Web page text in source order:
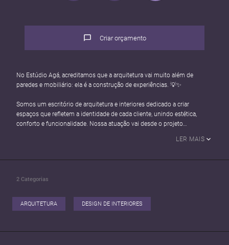
Criar orçamento
No Estúdio Agá, acreditamos que a arquitetura vai muito além de
paredes e mobiliário: ela é a construção de experiências. 💡✨
Somos um escritório de arquitetura e interiores dedicado a criar
espaços que refletem a identidade de cada cliente, unindo estética,
conforto e funcionalidade. Nossa atuação vai desde o projeto
únicos –, até o projeto comercial, com soluções estratégicas que
• Projetos arquitetônicos e de interiores
• Projetos comerciais com foco na experiência do usuário
• Reformas e ambientações
LER MAIS
2 Categorias
ARQUITETURA DESIGN DE INTERIORES